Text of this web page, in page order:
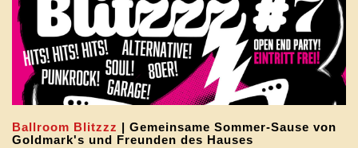
Ballroom Blitzzz | Gemeinsame Sommer-Sause von
Goldmark's und Freunden des Hauses